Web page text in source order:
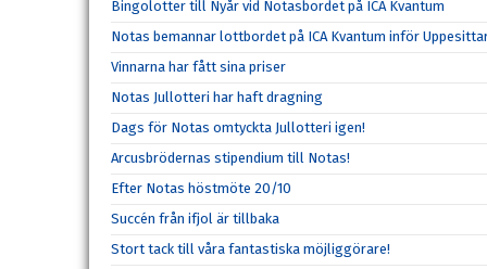
Bingolotter till Nyår vid Notasbordet på ICA Kvantum
Notas bemannar lottbordet på ICA Kvantum inför
Vinnarna har fått sina priser
Notas Jullotteri har haft dragning
Dags för Notas omtyckta Jullotteri igen!
Arcusbrödernas stipendium till Notas!
Efter Notas höstmöte 20/10
Succén från ifjol är tillbaka
Stort tack till våra fantastiska möjliggörare!